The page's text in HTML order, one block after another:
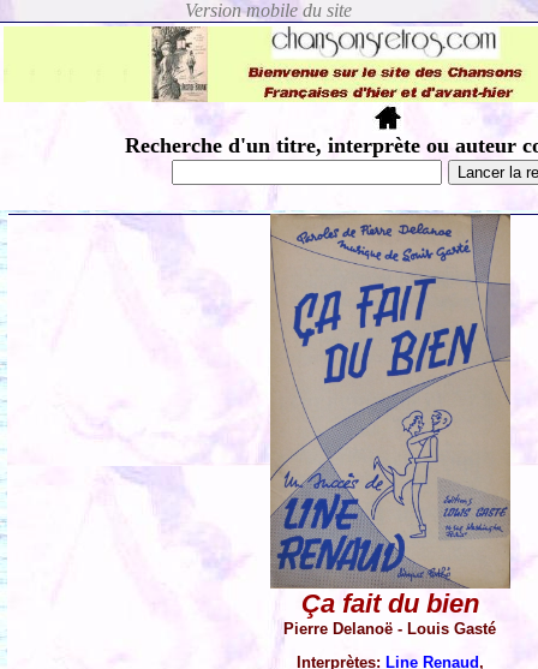
Recherche d'un titre, interprète ou auteur
Ça fait du bien
Pierre Delanoë - Louis Gasté
Interprètes: Line Renaud,